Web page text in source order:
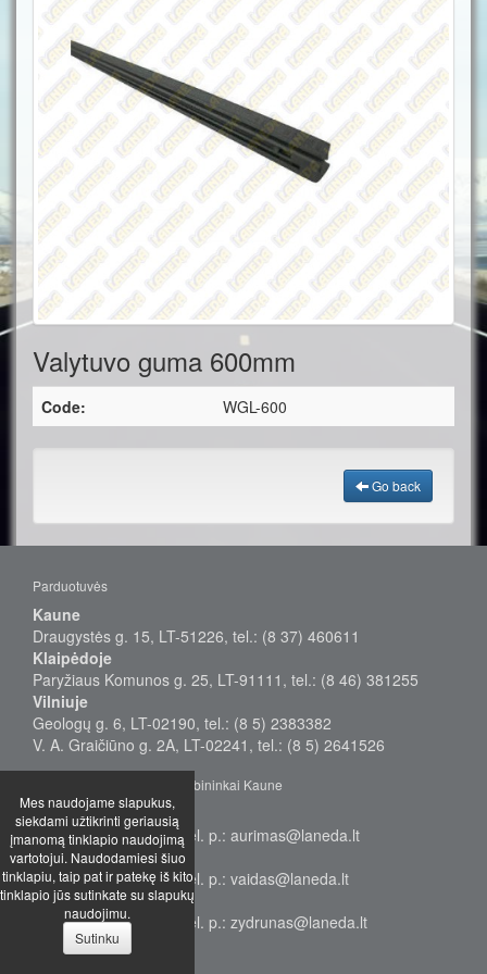
Valytuvo guma 600mm
Code: WGL-600
Go back
Parduotuvės
Kaune
Draugystės g. 15, LT-51226, tel.: (8 37) 460611
Klaipėdoje
Paryžiaus Komunos g. 25, LT-91111, tel.: (8 46) 381255
Vilniuje
Geologų g. 6, LT-02190, tel.: (8 5) 2383382
V. A. Graičiūno g. 2A, LT-02241, tel.: (8 5) 2641526
Didmeninės prekybos vadybininkai Kaune
Aurimas
Tel.: +370 655 38577, el. p.: aurimas@laneda.lt
Vaidas
Tel.: +370 655 68949, el. p.: vaidas@laneda.lt
Žydrūnas
Tel.: +370 699 17232, el. p.: zydrunas@laneda.lt
Mes naudojame slapukus,
siekdami užtikrinti geriausią
įmanomą tinklapio naudojimą
vartotojui. Naudodamiesi šiuo
tinklapiu, taip pat ir patekę iš kito
tinklapio jūs sutinkate su slapukų
naudojimu.
Sutinku